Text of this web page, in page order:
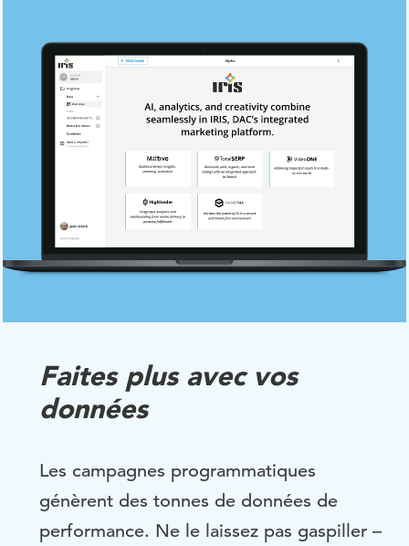
Faites plus avec vos
données
Les campagnes programmatiques
génèrent des tonnes de données de
performance. Ne le laissez pas gaspiller –